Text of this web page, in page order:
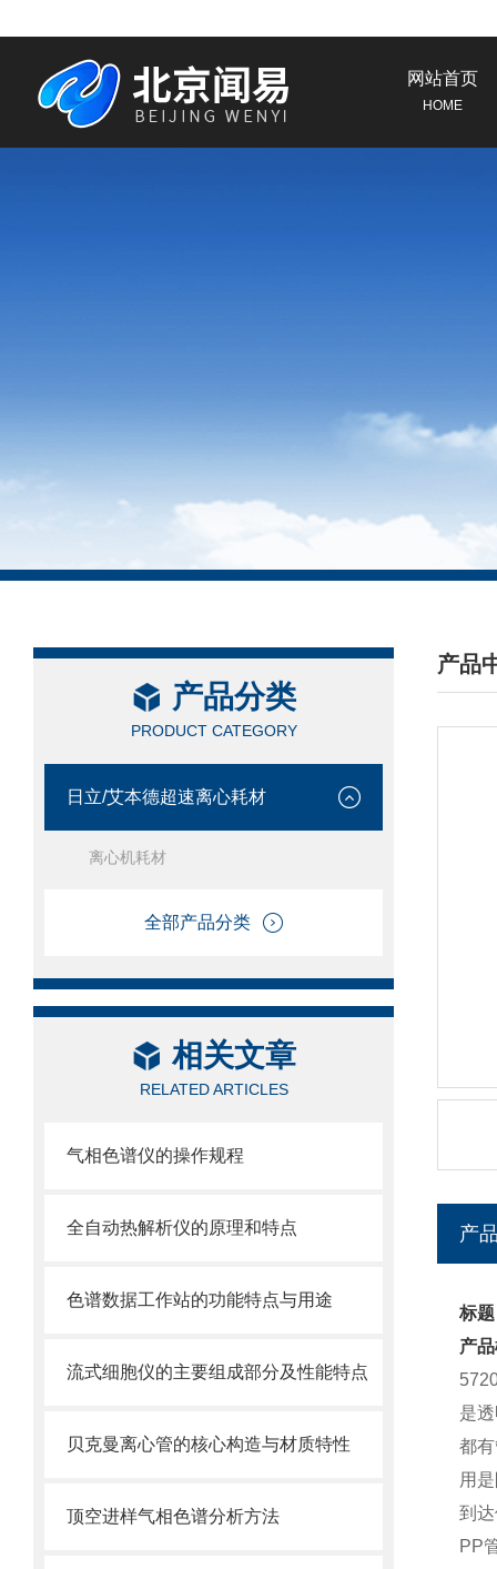
网站首页
HOME
产品分类
PRODUCT CATEGORY
日立/艾本德超速离心耗材
离心机耗材
全部产品分类
相关文章
RELATED ARTICLES
气相色谱仪的操作规程
全自动热解析仪的原理和特点
色谱数据工作站的功能特点与用途
流式细胞仪的主要组成部分及性能特点
贝克曼离心管的核心构造与材质特性
顶空进样气相色谱分析方法
产品
/
产
标
产
是
都
用
到
PP